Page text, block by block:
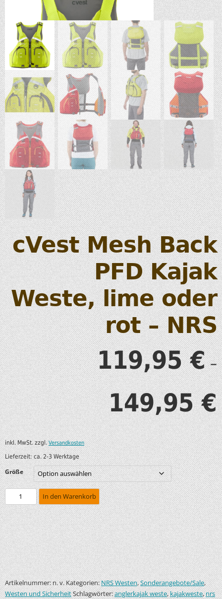
cVest Mesh Back
PFD Kajak
Weste, lime oder
rot – NRS
119,95€–
149,95€
inkl. MwSt. zzgl.Versandkosten
Lieferzeit:ca. 2-3 Werktage
Größe
In den Warenkorb
Artikelnummer:n. v. Kategorien:NRS Westen,Sonderangebote/Sale,
Westen und SicherheitSchlagwörter:anglerkajak weste,kajakweste,nrs